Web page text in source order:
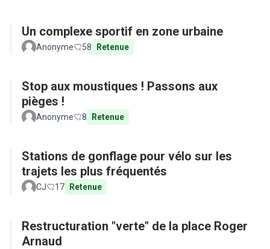
Un complexe sportif en zone urbaine
Anonyme 58 Retenue
Stop aux moustiques ! Passons aux
pièges !
Anonyme 8 Retenue
Stations de gonflage pour vélo sur les
trajets les plus fréquentés
CJ 17 Retenue
Restructuration "verte" de la place Roger
Arnaud